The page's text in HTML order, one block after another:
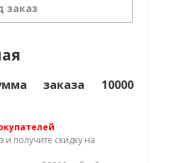
заказ
заказа 10000
получите скидку на